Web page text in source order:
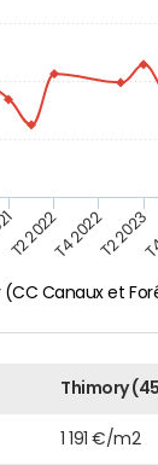
(CC Canaux et
T2 2022T4 2022T2 2023
Thimory
1 191 €/m2